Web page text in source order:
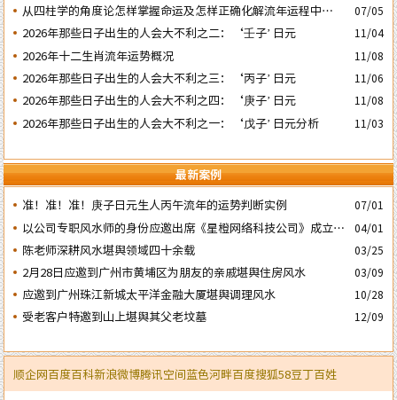
​从四柱学的角度论怎样掌握命运及怎样正确化解流年运程中的灾
祸
07/05
2026年那些日子出生的人会大不利之二：‘壬子’ 日元 11/04
2026年十二生肖流年运势概况 11/08
2026年那些日子出生的人会大不利之三：‘丙子’ 日元 11/06
2026年那些日子出生的人会大不利之四：‘庚子’ 日元 11/08
2026年那些日子出生的人会大不利之一：‘戊子’ 日元分析 11/03
最新案例
准！准！准！庚子日元生人丙午流年的运势判断实例
07/01
以公司专职风水师的身份应邀出席《星橙网络科技公司》成立5
周年庆典
04/01
陈老师深耕风水堪舆领域四十余载 03/25
2月28日应邀到广州市黄埔区为朋友的亲戚堪舆住房风水 03/09
应邀到广州珠江新城太平洋金融大厦堪舆调理风水 10/28
受老客户特邀到山上堪舆其父老坟墓 12/09
顺企网百度百科新浪微博腾讯空间蓝色河畔百度搜狐58豆丁百姓